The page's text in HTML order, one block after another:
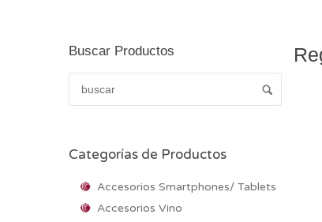
Buscar Productos
Categorías de Productos
Accesorios Smartphones/ Tablets
Accesorios Vino